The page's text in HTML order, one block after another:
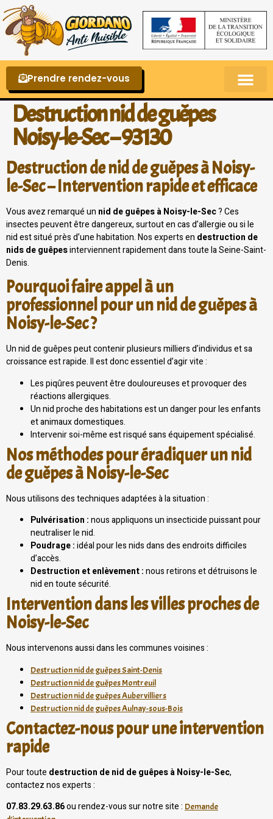
Prendre rendez-vous
Destruction nid de guêpes
Noisy-le-Sec – 93130
Destruction de nid de guêpes à Noisy-
le-Sec – Intervention rapide et efficace
Vous avez remarqué un nid de guêpes à Noisy-le-Sec? Ces
insectes peuvent être dangereux, surtout en cas d’allergie ou si le
nid est situé près d’une habitation. Nos experts en destruction de
nids de guêpesinterviennent rapidement dans toute la Seine-Saint-
Denis.
Pourquoi faire appel à un
professionnel pour un nid de guêpes à
Noisy-le-Sec ?
Un nid de guêpes peut contenir plusieurs milliers d’individus et sa
croissance est rapide. Il est donc essentiel d’agir vite :
Les piqûres peuvent être douloureuses et provoquer des
réactions allergiques.
Un nid proche des habitations est un danger pour les enfants
et animaux domestiques.
Intervenir soi-même est risqué sans équipement spécialisé.
Nos méthodes pour éradiquer un nid
de guêpes à Noisy-le-Sec
Nous utilisons des techniques adaptées à la situation :
Pulvérisation :nous appliquons un insecticide puissant pour
neutraliser le nid.
Poudrage :idéal pour les nids dans des endroits difficiles
d’accès.
Destruction et enlèvement :nous retirons et détruisons le
nid en toute sécurité.
Intervention dans les villes proches de
Noisy-le-Sec
Nous intervenons aussi dans les communes voisines :
Destruction nid de guêpes Saint-Denis
Destruction nid de guêpes Montreuil
Destruction nid de guêpes Aubervilliers
Destruction nid de guêpes Aulnay-sous-Bois
Contactez-nous pour une intervention
rapide
Pour toute destruction de nid de guêpes à Noisy-le-Sec,
contactez nos experts :
07.83.29.63.86ou rendez-vous sur notre site : Demande